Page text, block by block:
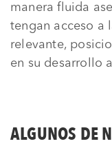
manera fluida
tengan acceso a
relevante,
en su desarrollo
ALGUNOS DE